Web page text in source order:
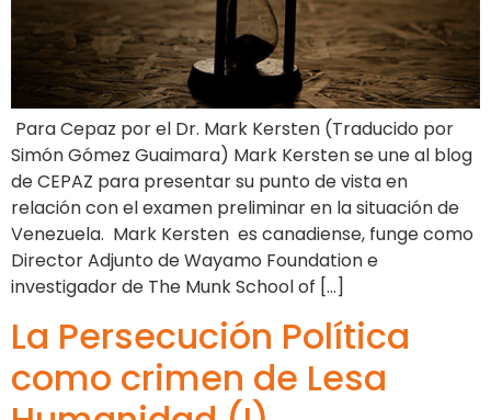
Para Cepaz por el Dr. Mark Kersten (Traducido por
Simón Gómez Guaimara) Mark Kersten se une al blog
de CEPAZ para presentar su punto de vista en
relación con el examen preliminar en la situación de
Venezuela. Mark Kersten es canadiense, funge como
Director Adjunto de Wayamo Foundation e
investigador de The Munk School of […]
La Persecución Política
como crimen de Lesa